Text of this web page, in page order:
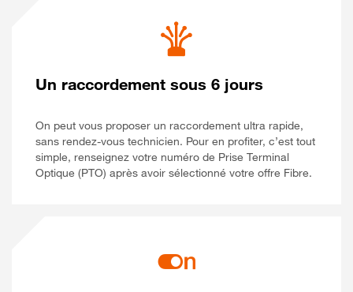
Un raccordement sous 6 jours
On peut vous proposer un raccordement ultra rapide,
sans rendez-vous technicien. Pour en profiter, c’est tout
simple, renseignez votre numéro de Prise Terminal
Optique (PTO) après avoir sélectionné votre offre Fibre.